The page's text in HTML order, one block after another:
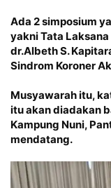
Ada 2 simposium
yakni Tata
dr.Albeth S.
Sindrom Koroner
Musyawarah itu,
itu akan diadakan
Kampung Nuni,
mendatang.